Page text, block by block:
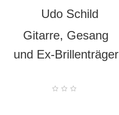
Gitarre, Gesang
und Ex-Brillenträger